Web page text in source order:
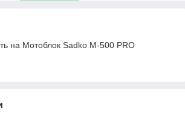
на Мотоблок Sadko M-500 PRO